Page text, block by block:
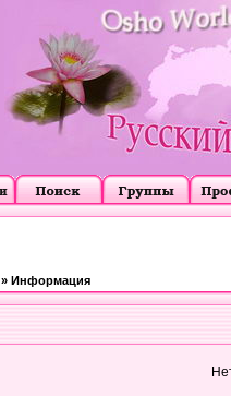
» Информация